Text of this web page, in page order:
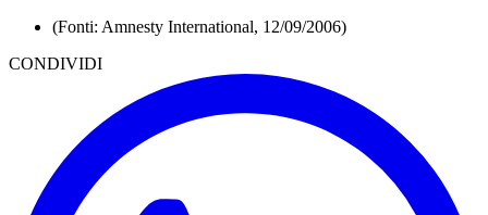
(Fonti: Amnesty International, 12/09/2006)
CONDIVIDI